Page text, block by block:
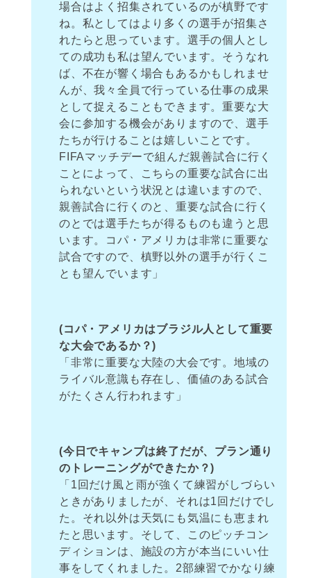
場合はよく招集されているのが槙野です
ね。私としてはより多くの選手が招集さ
れたらと思っています。選手の個人とし
ての成功も私は望んでいます。そうなれ
ば、不在が響く場合もあるかもしれませ
んが、我々全員で行っている仕事の成果
として捉えることもできます。重要な大
会に参加する機会がありますので、選手
たちが行けることは嬉しいことです。
FIFAマッチデーで組んだ親善試合に行く
ことによって、こちらの重要な試合に出
られないという状況とは違いますので、
親善試合に行くのと、重要な試合に行く
のとでは選手たちが得るものも違うと思
います。コパ・アメリカは非常に重要な
試合ですので、槙野以外の選手が行くこ
とも望んでいます」
(コパ・アメリカはブラジル人として重要
な大会であるか？)
「非常に重要な大陸の大会です。地域の
ライバル意識も存在し、価値のある試合
がたくさん行われます」
(今日でキャンプは終了だが、プラン通り
のトレーニングができたか？)
「1回だけ風と雨が強くて練習がしづらい
ときがありましたが、それは1回だけでし
た。それ以外は天気にも気温にも恵まれ
たと思います。そして、このピッチコン
ディションは、施設の方が本当にいい仕
事をしてくれました。2部練習でかなり練